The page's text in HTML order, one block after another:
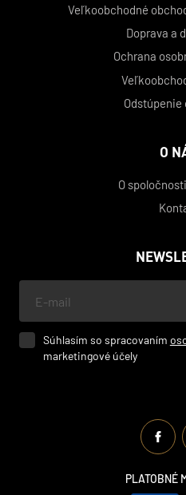
Veľkoobchodné
Doprava a
Ochrana
Odstúpenie
O
O
mail
Súhlasím so spracovaním
marketingové účely
PLATOBNÉ